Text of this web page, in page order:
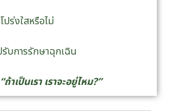
ปร่งใสหรือไม่
รับการรักษาฉุกเฉิน
าเป็นเรา เราจะอยู่ไหม?”